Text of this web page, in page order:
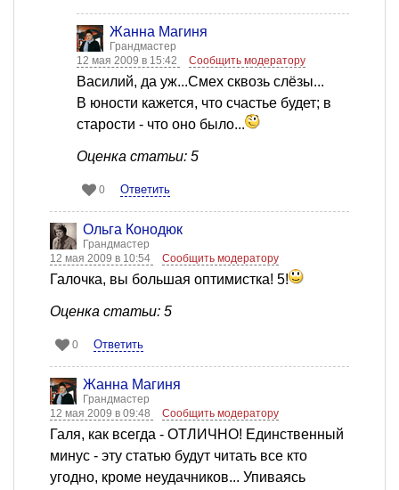
Жанна Магиня
Грандмастер
12 мая 2009 в 15:42
Сообщить модератору
Василий, да уж...Смех сквозь слёзы...
В юности кажется, что счастье будет; в
старости - что оно было...
Оценка статьи: 5
0 Ответить
Ольга Конодюк
Грандмастер
12 мая 2009 в 10:54
Сообщить модератору
Галочка, вы большая оптимистка! 5!
Оценка статьи: 5
0 Ответить
Жанна Магиня
Грандмастер
12 мая 2009 в 09:48
Сообщить модератору
Галя, как всегда - ОТЛИЧНО! Единственный
минус - эту статью будут читать все кто
угодно, кроме неудачников... Упиваясь